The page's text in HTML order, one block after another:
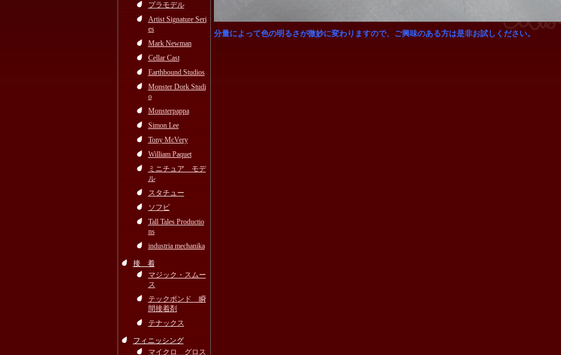
プラモデル
Artist Signature Seri
es
Mark Newman
Cellar Cast
Earthbound Studios
Monster Dork Studi
o
Monsterpappa
Simon Lee
Tony McVery
William Paquet
ミニチュア モデ
ル
スタチュー
ソフビ
Tall Tales Productio
ns
industria mechanika
接 着
マジック・スムー
ス
テックボンド 瞬
間接着剤
テナックス
フィニッシング
マイクロ グロス
分量によって色の明るさが微妙に変わりますので、ご興味のある方は是非お試しください。